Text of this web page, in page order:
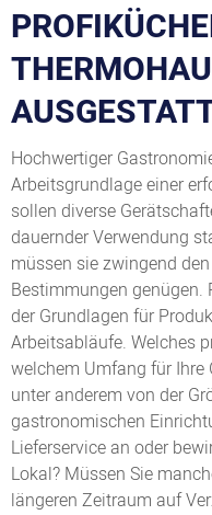
Hochwertiger
Arbeitsgrundlage einer
sollen diverse
dauernder Verwendung
müssen sie zwingend
Bestimmungen
der Grundlagen für
Arbeitsabläufe. Welches
welchem Umfang für
unter anderem von der
gastronomischen
Lieferservice an oder
Lokal? Müssen Sie
längeren Zeitraum auf